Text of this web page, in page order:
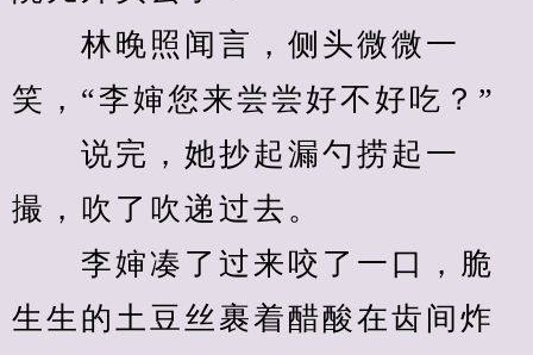
林晚照闻言，侧头微微一
笑，“李婶您来尝尝好不好吃？”
说完，她抄起漏勺捞起一
撮，吹了吹递过去。
李婶凑了过来咬了一口，脆
生生的土豆丝裹着醋酸在齿间炸